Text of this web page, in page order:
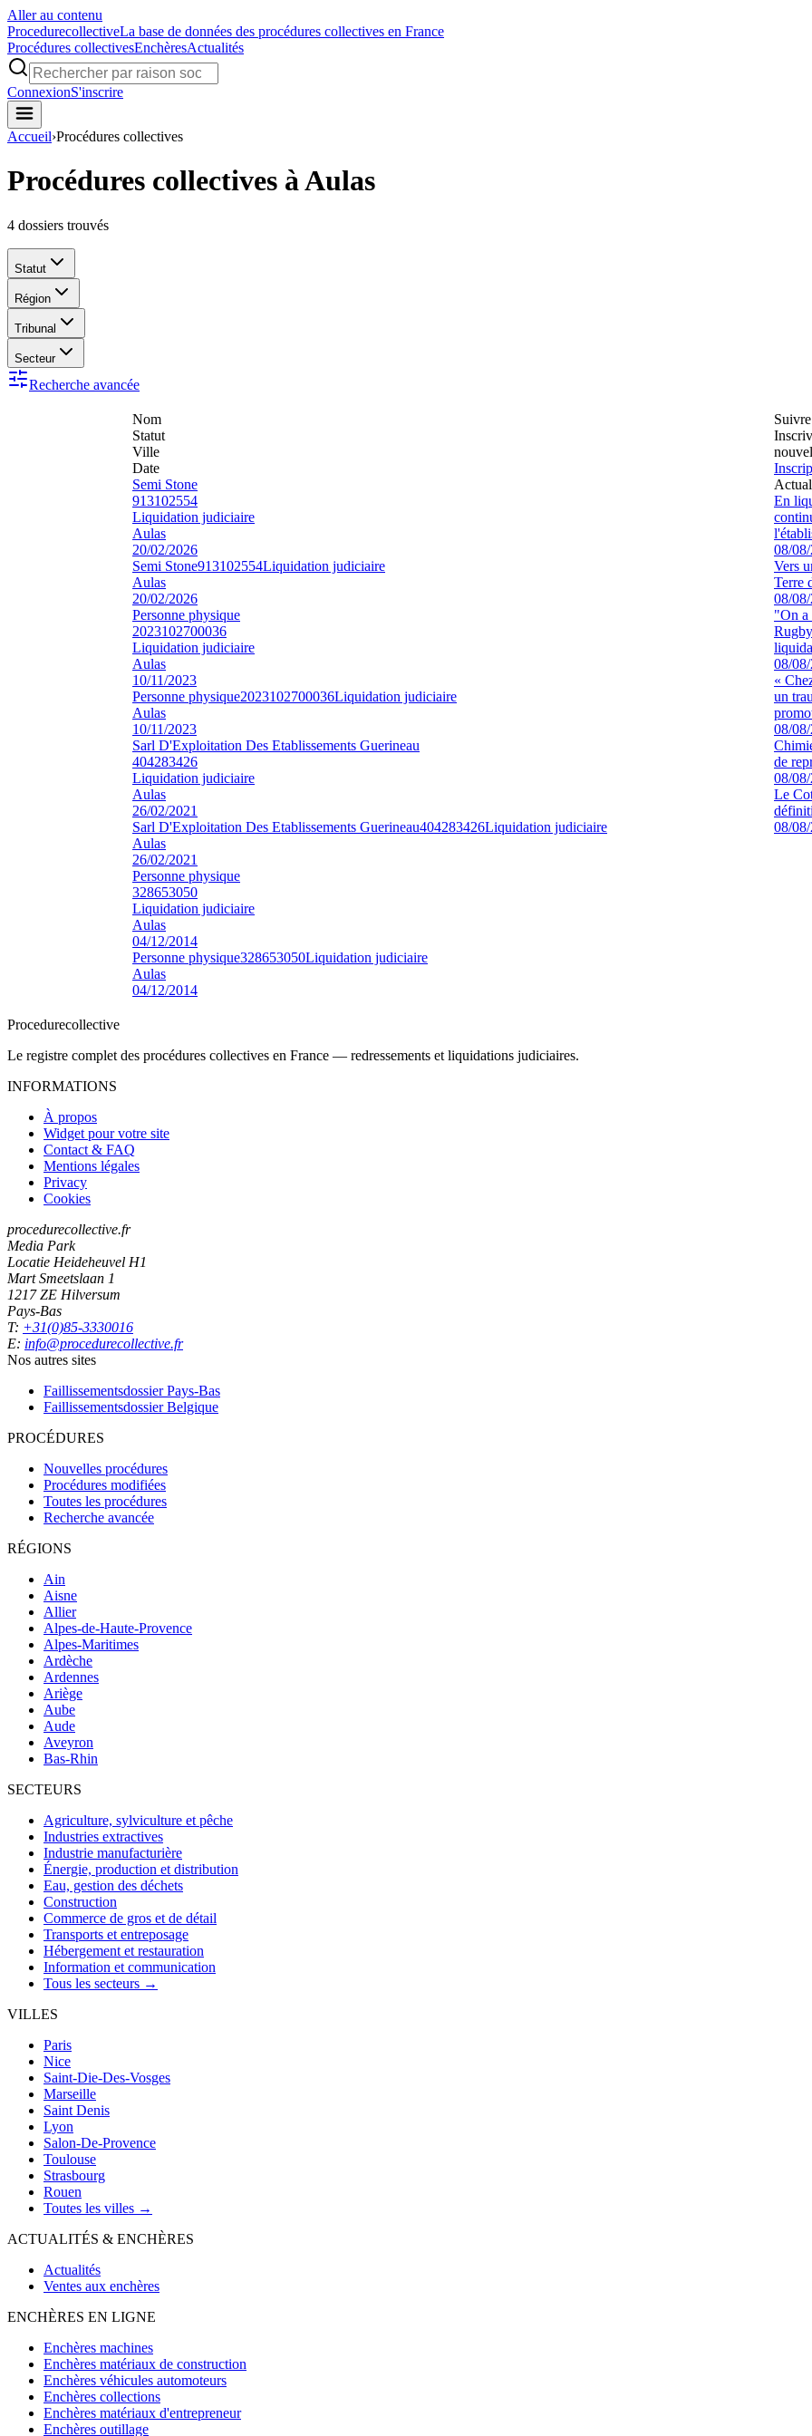
Aller au contenu
ProcedurecollectiveLa base de données des procédures collectives en France
Procédures collectivesEnchèresActualités
ConnexionS'inscrire
Accueil›Procédures collectives
Procédures collectives à Aulas
4 dossiers trouvés
Statut
Région
Tribunal
Secteur
Recherche avancée
Nom
Statut
Ville
Date
Semi Stone
913102554
Liquidation judiciaire
Aulas
20/02/2026
Semi Stone913102554Liquidation judiciaire
Aulas
20/02/2026
Personne physique
2023102700036
Liquidation judiciaire
Aulas
10/11/2023
Personne physique2023102700036Liquidation judiciaire
Aulas
10/11/2023
Sarl D'Exploitation Des Etablissements Guerineau
404283426
Liquidation judiciaire
Aulas
26/02/2021
Sarl D'Exploitation Des Etablissements Guerineau404283426Liquidation judiciaire
Aulas
26/02/2021
Personne physique
328653050
Liquidation judiciaire
Aulas
04/12/2014
Personne physique328653050Liquidation judiciaire
Aulas
04/12/2014
En
08/
Vers
Terre
08/
"On a
08/
«
un
08/
de
08/
Le
08/
Procedurecollective
Le registre complet des procédures collectives en France — redressements et liquidations judiciaires.
INFORMATIONS
À propos
Widget pour votre site
Contact & FAQ
Mentions légales
Privacy
Cookies
procedurecollective.fr
Media Park
Locatie Heideheuvel H1
Mart Smeetslaan 1
1217 ZE Hilversum
Pays-Bas
T: +31(0)85-3330016
E: info@procedurecollective.fr
Nos autres sites
Faillissementsdossier Pays-Bas
Faillissementsdossier Belgique
PROCÉDURES
Nouvelles procédures
Procédures modifiées
Toutes les procédures
Recherche avancée
RÉGIONS
Ain
Aisne
Allier
Alpes-de-Haute-Provence
Alpes-Maritimes
Ardèche
Ardennes
Ariège
Aube
Aude
Aveyron
Bas-Rhin
SECTEURS
Agriculture, sylviculture et pêche
Industries extractives
Industrie manufacturière
Énergie, production et distribution
Eau, gestion des déchets
Construction
Commerce de gros et de détail
Transports et entreposage
Hébergement et restauration
Information et communication
Tous les secteurs →
VILLES
Paris
Nice
Saint-Die-Des-Vosges
Marseille
Saint Denis
Lyon
Salon-De-Provence
Toulouse
Strasbourg
Rouen
Toutes les villes →
ACTUALITÉS & ENCHÈRES
Actualités
Ventes aux enchères
ENCHÈRES EN LIGNE
Enchères machines
Enchères matériaux de construction
Enchères véhicules automoteurs
Enchères collections
Enchères matériaux d'entrepreneur
Enchères outillage